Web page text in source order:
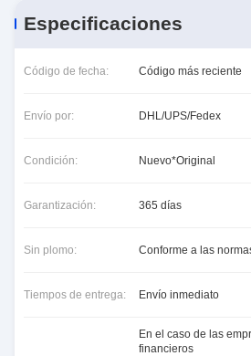
Especificaciones
Código de fecha: Código más reciente
Envío por: DHL/UPS/Fedex
Condición: Nuevo*Original
Garantización: 365 días
Sin plomo: Conforme a las
Tiempos de entrega: Envío inmediato
En el caso de las
financieros